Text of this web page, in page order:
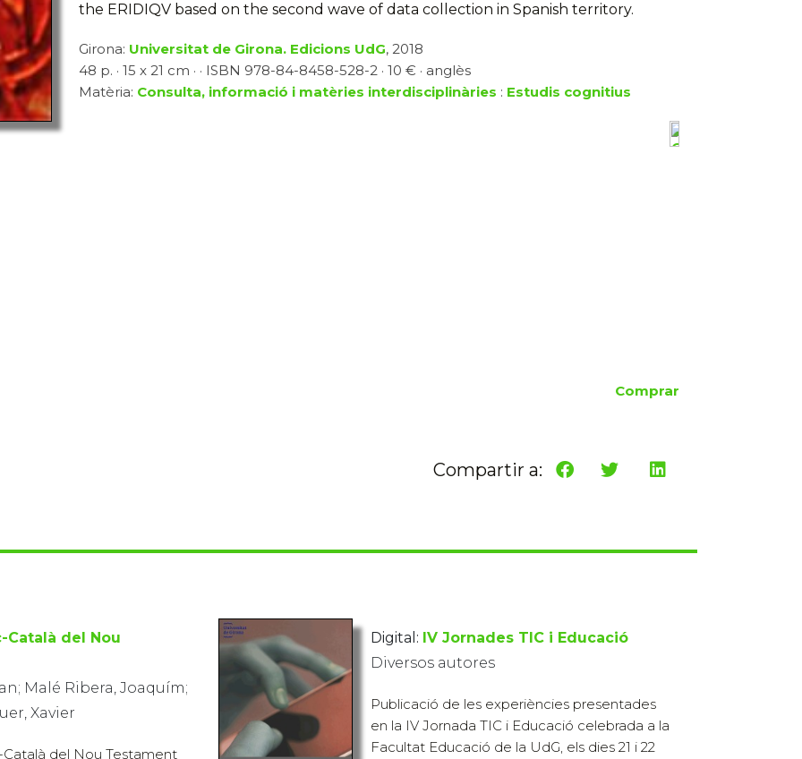
the ERIDIQV based on the second wave of data collection in Spanish territory.
Girona: Universitat de Girona. Edicions UdG, 2018
48 p. · 15 x 21 cm · · ISBN 978-84-8458-528-2 · 10 € · anglès
Matèria: Consulta, informació i matèries interdisciplinàries : Estudis cognitius
Comprar
Compartir a:
Català del Nou
Malé Ribera, Joaquím;
Xavier
Català del Nou Testament
Digital: IV Jornades TIC i Educació
Diversos autores
Publicació de les experiències presentades
en la IV Jornada TIC i Educació celebrada a la
Facultat Educació de la UdG, els dies 21 i 22